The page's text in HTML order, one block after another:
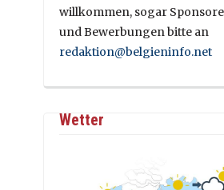
willkommen, sogar
und Bewerbungen bitte an
redaktion@belgieninfo.net
Wetter